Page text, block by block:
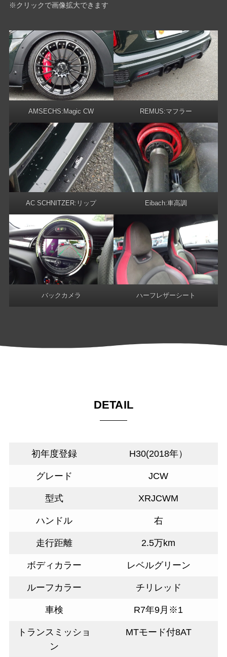
※クリックで画像拡大できます
AMSECHS:Magic CW REMUS:マフラー
AC SCHNITZER:リップ Eibach:車高調
バックカメラ ハーフレザーシート
DETAIL
初年度登録 H30(2018年）
グレード JCW
型式 XRJCWM
ハンドル 右
走行距離 2.5万km
ボディカラー レベルグリーン
ルーフカラー チリレッド
車検 R7年9月※1
トランスミッショ
ン
MTモード付8AT